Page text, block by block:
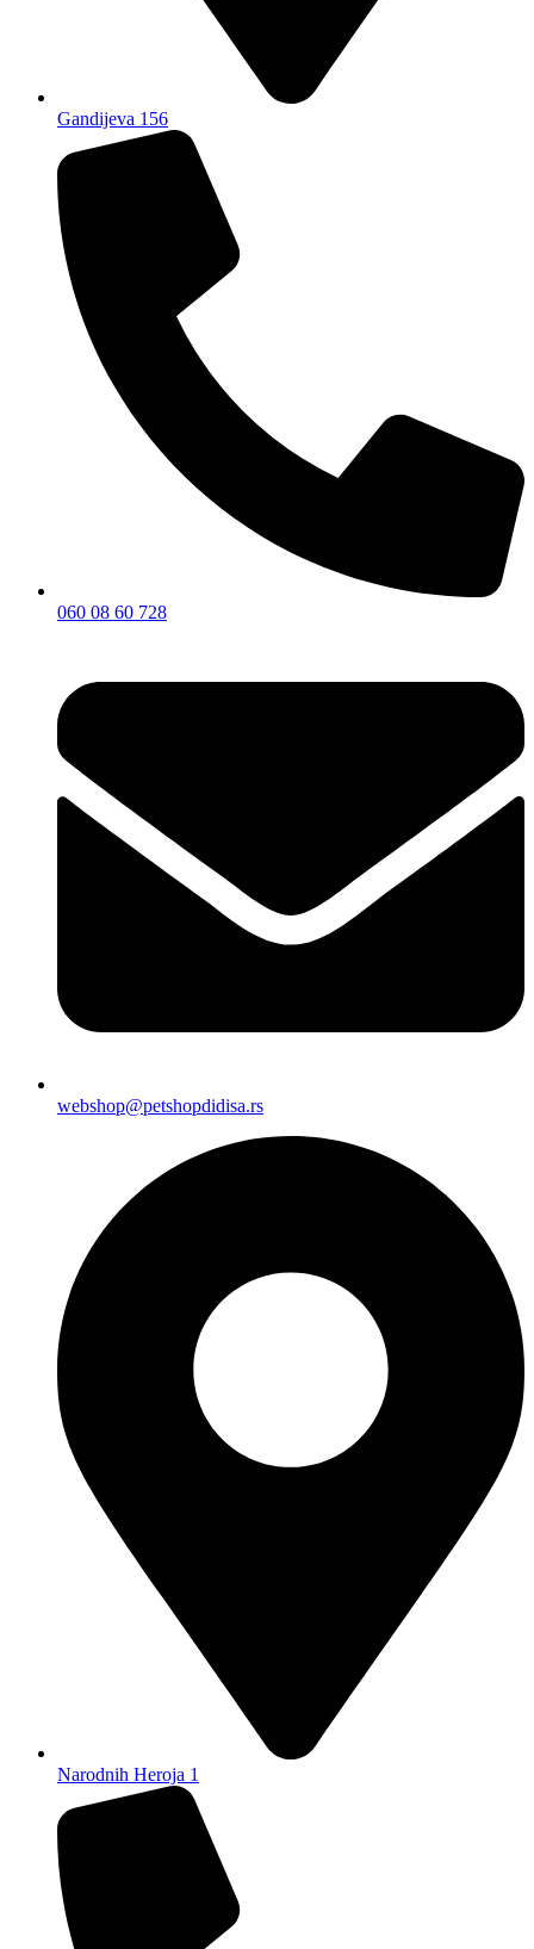
Gandijeva 156
060 08 60 728
webshop@petshopdidisa.rs
Narodnih Heroja 1